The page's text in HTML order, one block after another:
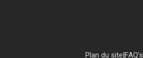
FAQ's
|
Plan du site